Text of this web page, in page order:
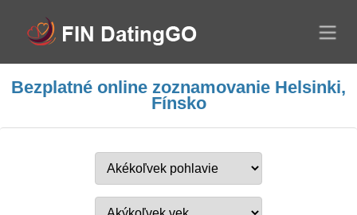
Bezplatné online zoznamovanie Helsinki,
Fínsko